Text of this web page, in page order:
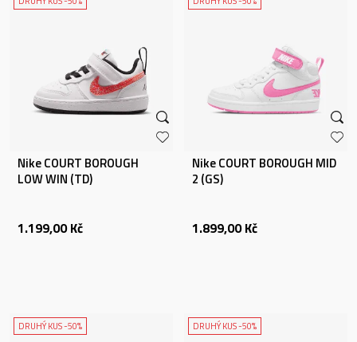
Nike COURT BOROUGH
LOW WIN (TD)
1.199,00 Kč
Nike COURT BOROUGH MID
2 (GS)
1.899,00 Kč
DRUHÝ KUS -50% DRUHÝ KUS -50%